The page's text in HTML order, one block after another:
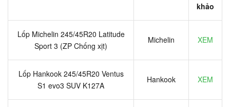
khảo
Lốp Michelin 245/45R20 Latitude
Sport 3 (ZP Chống xịt)
Michelin XEM
Lốp Hankook 245/45R20 Ventus
S1 evo3 SUV K127A
Hankook XEM